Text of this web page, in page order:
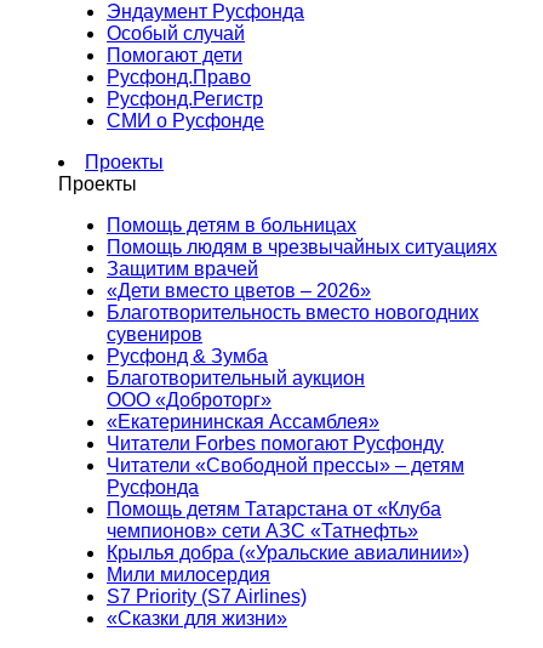
Эндаумент Русфонда
Особый случай
Помогают дети
Русфонд.Право
Русфонд.Регистр
СМИ о Русфонде
Проекты
Проекты
Помощь детям в больницах
Помощь людям в чрезвычайных ситуациях
Защитим врачей
«Дети вместо цветов – 2026»
Благотворительность вместо новогодних
сувениров
Русфонд & Зумба
Благотворительный аукцион
ООО «Доброторг»
«Екатерининская Ассамблея»
Читатели Forbes помогают Русфонду
Читатели «Свободной прессы» – детям
Русфонда
Помощь детям Татарстана от «Клуба
чемпионов» сети АЗС «Татнефть»
Крылья добра («Уральские авиалинии»)
Мили милосердия
S7 Priority (S7 Airlines)
«Сказки для жизни»